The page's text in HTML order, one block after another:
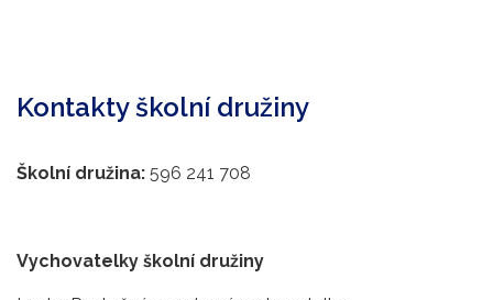
Kontakty školní družiny
Školní družina: 596 241 708
Vychovatelky školní družiny